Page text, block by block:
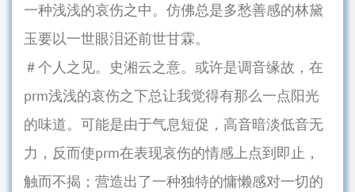
一种浅浅的哀伤之中。仿佛总是多愁善感的林黛
玉要以一世眼泪还前世甘霖。
＃个人之见。史湘云之意。或许是调音缘故，在
prm浅浅的哀伤之下总让我觉得有那么一点阳光
的味道。可能是由于气息短促，高音暗淡低音无
力，反而使prm在表现哀伤的情感上点到即止，
触而不揭；营造出了一种独特的慵懒感对一切的